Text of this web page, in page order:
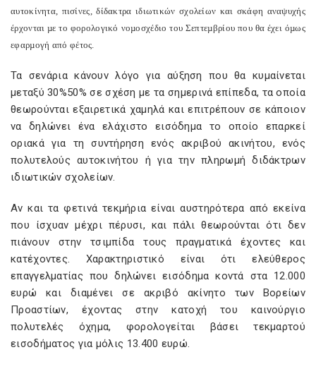
αυτοκίνητα, πισίνες, δίδακτρα ιδιωτικών σχολείων και σκάφη αναψυχής
έρχονται µε το φορολογικό νοµοσχέδιο του Σεπτεµβρίου που θα έχει όµως
εφαρµογή από φέτος.
Τα σενάρια κάνουν λόγο για αύξηση που θα κυµαίνεται
µεταξύ 30%50% σε σχέση µε τα σηµερινά επίπεδα, τα οποία
θεωρούνται εξαιρετικά χαµηλά και επιτρέπουν σε κάποιον
να δηλώνει ένα ελάχιστο εισόδηµα το οποίο επαρκεί
οριακά για τη συντήρηση ενός ακριβού ακινήτου, ενός
πολυτελούς αυτοκινήτου ή για την πληρωµή διδάκτρων
ιδιωτικών σχολείων.
Αν και τα φετινά τεκµήρια είναι αυστηρότερα από εκείνα
που ίσχυαν µέχρι πέρυσι, και πάλι θεωρούνται ότι δεν
πιάνουν στην τσιµπίδα τους πραγµατικά έχοντες και
κατέχοντες. Χαρακτηριστικό είναι ότι ελεύθερος
επαγγελµατίας που δηλώνει εισόδηµα κοντά στα 12.000
ευρώ και διαµένει σε ακριβό ακίνητο των Βορείων
Προαστίων, έχοντας στην κατοχή του καινούργιο
πολυτελές όχηµα, φορολογείται βάσει τεκµαρτού
εισοδήµατος για µόλις 13.400 ευρώ.